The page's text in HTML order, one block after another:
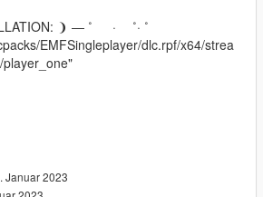
❩ — ˚ · ˚· ˚
EMFSingleplayer/dlc.rpf/x64/strea
Januar 2023